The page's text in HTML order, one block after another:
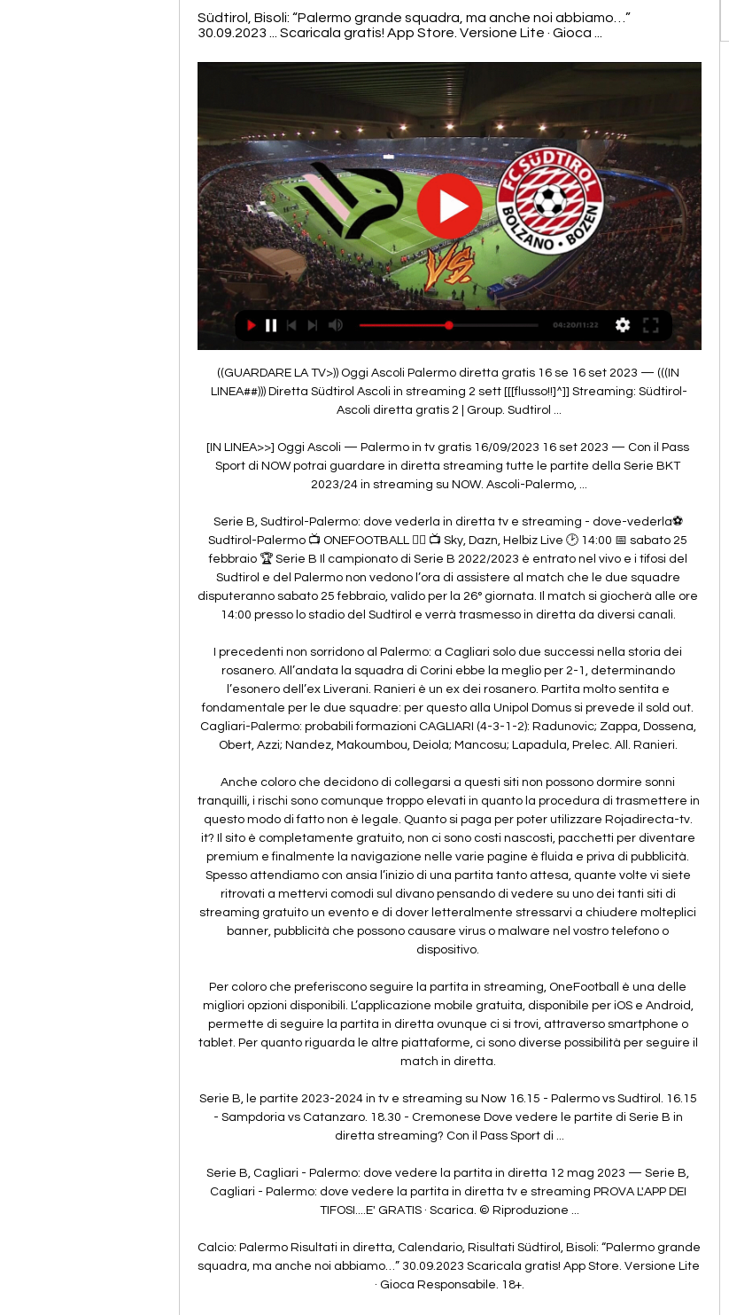
Südtirol, Bisoli: “Palermo grande squadra, ma anche noi abbiamo…”
30.09.2023 ... Scaricala gratis! App Store. Versione Lite · Gioca ...
((GUARDARE LA TV>)) Oggi Ascoli Palermo diretta gratis 16 se 16 set 2023 — (((IN LINEA##))) Diretta Südtirol Ascoli in streaming 2 sett [[[flusso!!]^]] Streaming: Südtirol-Ascoli diretta gratis 2 | Group. Sudtirol ...

[IN LINEA>>] Oggi Ascoli — Palermo in tv gratis 16/09/2023 16 set 2023 — Con il Pass Sport di NOW potrai guardare in diretta streaming tutte le partite della Serie BKT 2023/24 in streaming su NOW. Ascoli-Palermo, ...

Serie B, Sudtirol-Palermo: dove vederla in diretta tv e streaming - dove-vederla⚽ Sudtirol-Palermo 📺 ONEFOOTBALL 👇🏻 📺 Sky, Dazn, Helbiz Live 🕑 14:00 📅 sabato 25 febbraio 🏆 Serie B Il campionato di Serie B 2022/2023 è entrato nel vivo e i tifosi del Sudtirol e del Palermo non vedono l’ora di assistere al match che le due squadre disputeranno sabato 25 febbraio, valido per la 26° giornata. Il match si giocherà alle ore 14:00 presso lo stadio del Sudtirol e verrà trasmesso in diretta da diversi canali. 

I precedenti non sorridono al Palermo: a Cagliari solo due successi nella storia dei rosanero. All’andata la squadra di Corini ebbe la meglio per 2-1, determinando l’esonero dell’ex Liverani. Ranieri è un ex dei rosanero. Partita molto sentita e fondamentale per le due squadre: per questo alla Unipol Domus si prevede il sold out. Cagliari-Palermo: probabili formazioni CAGLIARI (4-3-1-2): Radunovic; Zappa, Dossena, Obert, Azzi; Nandez, Makoumbou, Deiola; Mancosu; Lapadula, Prelec. All. Ranieri. 

Anche coloro che decidono di collegarsi a questi siti non possono dormire sonni tranquilli, i rischi sono comunque troppo elevati in quanto la procedura di trasmettere in questo modo di fatto non è legale. Quanto si paga per poter utilizzare Rojadirecta-tv. it? Il sito è completamente gratuito, non ci sono costi nascosti, pacchetti per diventare premium e finalmente la navigazione nelle varie pagine è fluida e priva di pubblicità. Spesso attendiamo con ansia l’inizio di una partita tanto attesa, quante volte vi siete ritrovati a mettervi comodi sul divano pensando di vedere su uno dei tanti siti di streaming gratuito un evento e di dover letteralmente stressarvi a chiudere molteplici banner, pubblicità che possono causare virus o malware nel vostro telefono o dispositivo. 

Per coloro che preferiscono seguire la partita in streaming, OneFootball è una delle migliori opzioni disponibili. L’applicazione mobile gratuita, disponibile per iOS e Android, permette di seguire la partita in diretta ovunque ci si trovi, attraverso smartphone o tablet. Per quanto riguarda le altre piattaforme, ci sono diverse possibilità per seguire il match in diretta. 

Serie B, le partite 2023-2024 in tv e streaming su Now 16.15 - Palermo vs Sudtirol. 16.15 - Sampdoria vs Catanzaro. 18.30 - Cremonese Dove vedere le partite di Serie B in diretta streaming? Con il Pass Sport di ...

Serie B, Cagliari - Palermo: dove vedere la partita in diretta 12 mag 2023 — Serie B, Cagliari - Palermo: dove vedere la partita in diretta tv e streaming PROVA L'APP DEI TIFOSI....E' GRATIS · Scarica. © Riproduzione ...

Calcio: Palermo Risultati in diretta, Calendario, Risultati Südtirol, Bisoli: “Palermo grande squadra, ma anche noi abbiamo…” 30.09.2023 Scaricala gratis! App Store. Versione Lite · Gioca Responsabile. 18+.

Sky, DAZN o NOW? Canale tv, diretta streaming, formazioni 5 giorni fa — Prossime partite. Serie B. 1 ott 2023. PAL Palermo 07:15 SUD Südtirol Venezia-Palermo è disponibile in diretta streaming via DAZN, usando ...

(((Flusso))) TV Palermo Südtirol in diretta gratis 1 ottobre 6 ore fa — (Flusso))) TV Palermo Südtirol in diretta gratis 1 ottobre 2023 3 ore fa — 45 andrà 00 – Cosenza-Sudtirol – Serie B, 5° turno – Diretta tv ...

Calcio: Südtirol Risultati in diretta, Calendario, Risultati Südtirol, Bisoli: “Palermo grande squadra, ma anche noi abbiamo…” 30.09.2023 Scaricala gratis! App Store. Versione Lite · Gioca ...

[guarda online!!] Streaming Palermo Südtirol in diretta grat 12 ore fa — [guarda online!!] Streaming Palermo Südtirol in diretta gratis 1 ottobre 2023 15 ore fa — 15 – diretta TV Sky Sport 254 e streaming DAZN ...

Sappiamo di avere un solo risultato a disposizione per andare avanti, non solo nei 90 minuti ma anche attraverso eventuali tempi supplementari", ha detto Pippo Inzaghi alla vigilia del match. Sudtirol-Reggina: probabili formazioni SUDTIROL (4-4-2): Poluzzi; Curto, Zaro, Masiello, De Col; Rover, Tait, Belardinelli, Casiraghi; Mazzocchi, Odogwu. A disposizione: Minelli, Berra, Vinetot, Pompetti, Eklu, Fiordilino, Giorgini, Siega, Lunetta, Carretta, Larrivey, Cissè. 

Attualmente in Italia c’è una vasta scelta: Now Tv in collaborazione con Sky consente di scegliere se fare un abbonamento giornaliero, settimanale o mensile. Sky go permette di vedere gli eventi sportivi anche da telefonino, tablet o PC, Rayplay completamente gratuito da la possibilità di vedere le partite della Nazionale Italiana e anche le partite di Coppa Italia. Come funziona lo streaming e altre funzionalità su rojadirecta-tv. it? Lo streaming di eventi sportivi in modo gratuito è un modo di godersi le partite senza pagare ma al tempo stesso c’è da considerare che le emittenti televisive che sborsano valanghe di soldi per assicurarsi determinate competizioni potrebbero prenderla davvero male e sguinzagliare i propri legali per impedire a queste piattaforme di trasmettere questi avvenimenti di sport. 

Quali siti consiglia rojadirecta-tv. it per vedere le partite in streaming? In rojadirecta-tv. it il palinsesto è molto vasto, non ci sono soltanto gli aggiornamenti in tempo reale degli eventi dal vivo ma anche statistiche dettagliate suddivise in varie sezioni, sorprende la facilità di navigazione e l’accuratezza delle informazioni fornite. Si può consultare il calendario delle partite in programma nei prossimi giorni, anche tutte le informazioni e le statistiche pre-partita. 

PALERMO-Südtirol Streaming Gratis Live Oggi. Dove vedere? (2023)Domande frequenti Qual’è lo scopo di rojadirecta-tv. it? rojadirecta-tv. it è una piattaforma che permette agli appassionati di eventi calcistici di restare aggiornati sulle partite con il suo servizio di streaming sportivo. Si possono seguire le partite in diretta TV con gli amici e tifosi delle squadre rivali, conoscere i risultati in tempo reale, sapere senza ritardi se la tua squadra del cuore ha segnato un goal. Inoltre c’è la possibilità di destreggiarsi nel menu principale per restare aggiornati su quali sono gli eventi delle partite in tv oggi, stasera o nei prossimi giorni. 

FC Südtirol - Alto AdigePrimavera 2 stoppata in casa dal VeneziaNella terza giornata di campionato la compagine di mister Federico Valente subisce la prima sconfitta: gli arancioneroverdi lagunari si impongono per 4-0Palermo - FCS: i convocatiI giocatori a disposizione di mister Bisoli per l'ottava giornata di serie B 2023/24Mister Bisoli: “Abbiamo cercato di recuperare”Lo ha dichiarato il tecnico biancorosso nel corso dell’incontro con gli operatori dell’informazione in vista della trasferta a PalermoDomenica sul campo del blasonato PalermoCon dieci punti in sei partite giocate, i biancorossi di mister Bisoli si apprestano ad affrontare i rosanero siciliani che hanno colto 13 punti. Calcio d’inizio domenica pomeriggio alle ore 16. 

[DIRETTA] Palermo-Sudtirol in Diretta Streaming Gratis 16 minuti fa — Seguire Diretta Palermo Sudtirol streaming gratis, Palermo-Sudtirol in diretta live. Partita Palermo Sudtirol Live gratis.

Diretta Palermo-Südtirol: dove vederla in tv e live streaming 18 set 2023 — 8a giornata di Serie BKT: il Palermo ospita il Südtirol. Ultime notizie e link streaming.

Serie B, Cagliari - Palermo: dove vedere la partita in diretta tv e streamingIsole contro. Sardegna e Sicilia sognano la serie A. Ma per arrivarci, dovranno passare dalle forche caudine dei play-off. Il derby Cagliari-Palermo domani sarà decisivo: i sardi sono già certi di giocare la post season, ma inseguono un prezioso quarto posto; i siciliani sono all'ultima chiamata per entrare nelle prime otto e provare a fare l'impresa. 

Palermo v Sudtirol Pronostici, Risultati in Diretta e Live ... diretta ✔️ Statistiche ✌ Diretta Streaming. Betway Bonus. Betway. 100% matched Free Bet up to $/€30. Registra. -154. +250. +400.

Query di ricerca popolari palermo genoa streaming gratis rojadirectaonline calcio gratis napoli palermo genoa streaming dove vedere bari palermo gratis come vedere palermo-paganese gratis taranto-palermo streaming gratis palermo pisa streaming gratis palermo genoa dove vederla partita palermo streaming gratis padova palermo streaming gratis entella palermo streaming gratis dove vedere bari~ palermo gratis palermo genoa diretta streaming palermo triestina gratis palermo triestina live streaming palermo-bari serie c dove vederla palermo padova streaming gratis potenza palermo streaming gratis rojadirectaonline calcio gratis senza registrazione www rojadirectaonline calcio gratis senza registrazione palermo calcio live streaming palermo calcio streaming gratis palermo triestina streaming gratis diretta triestina palermo streaming gratis palermo triestina now tv calciostreaming. 

Ranieri e Corini si giocano una fetta di futuro. Il Cagliari ritrova Dossena e Rog dopo il turno di stop. Il croato verso la panchina in favore di Deiola. Squalificato Altare in difesa, il talento di Nandez però ci sarà: l'uruguaiano è di nuovo disponibile dopo la botta al ginocchio. In attacco Prelec favorito su Luvumbo. Il Palermo senza lo squalificato Brunori, assenza pesantissima, mentre in difesa Nedelcearu è recuperato così come Saric. Coppia d'attacco Tutino-Soleri, con Vido che preme per avere una maglia da titolare in attacco e inserirsi fra uno dei due. Segre e Verre ai lati di Gomes a centrocampo, Buttaro e Sala esterni. 

Market Research Group | HayabellaFF | Jasa I 6 ore fa — [TRASMISSIONE IN DIRETTA>>]] Streaming Palermo-Südtirol in diretta tv 1 ottobre 2023 [STREAMING>>]][[] Oggi Palermo FeralpiSalò diretta tv 2 ...

PALER